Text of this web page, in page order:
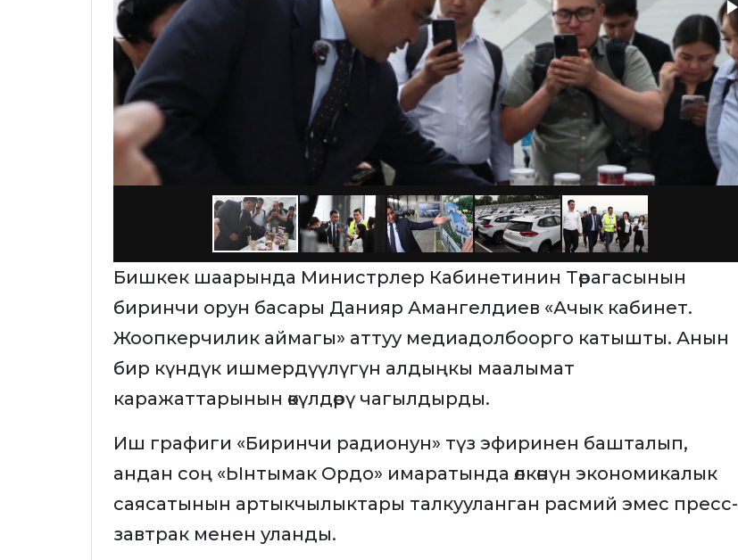
Бишкек шаарында Министрлер Кабинетинин Төрагасынын
биринчи орун басары Данияр Амангелдиев «Ачык кабинет.
Жоопкерчилик аймагы» аттуу медиадолбоорго катышты. Анын
бир күндүк ишмердүүлүгүн алдыңкы маалымат
каражаттарынын өкүлдөрү чагылдырды.
Иш графиги «Биринчи радионун» түз эфиринен башталып,
андан соң «Ынтымак Ордо» имаратында өлкөнүн экономикалык
саясатынын артыкчылыктары талкууланган расмий эмес пресс-
завтрак менен уланды.